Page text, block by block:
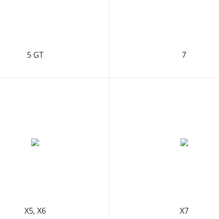
5 GT 7
X5, X6 X7